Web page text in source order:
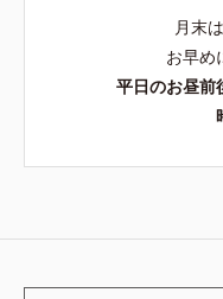
月末
お早め
平日のお昼前